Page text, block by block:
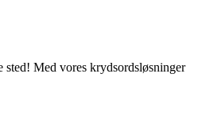
Med vores krydsordsløsninger